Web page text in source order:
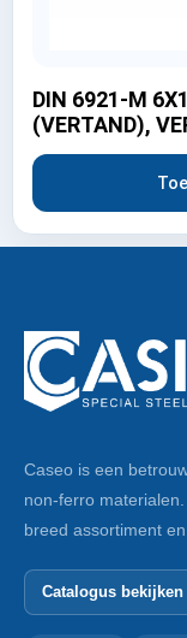
DIN 6921-M
(VERTAND),
Caseo is een
non-ferro
breed assortiment
Catalogus bekijken